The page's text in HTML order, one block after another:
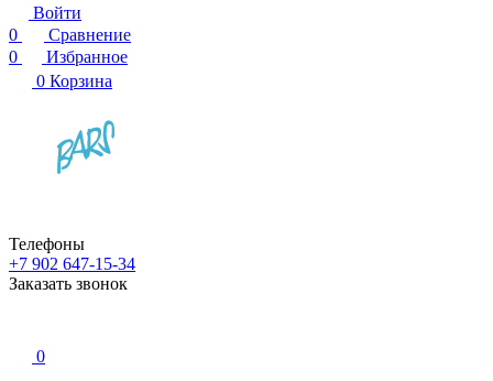
Войти
0
Сравнение
0
Избранное
0 Корзина
Телефоны
+7 902 647-15-34
Заказать звонок
0